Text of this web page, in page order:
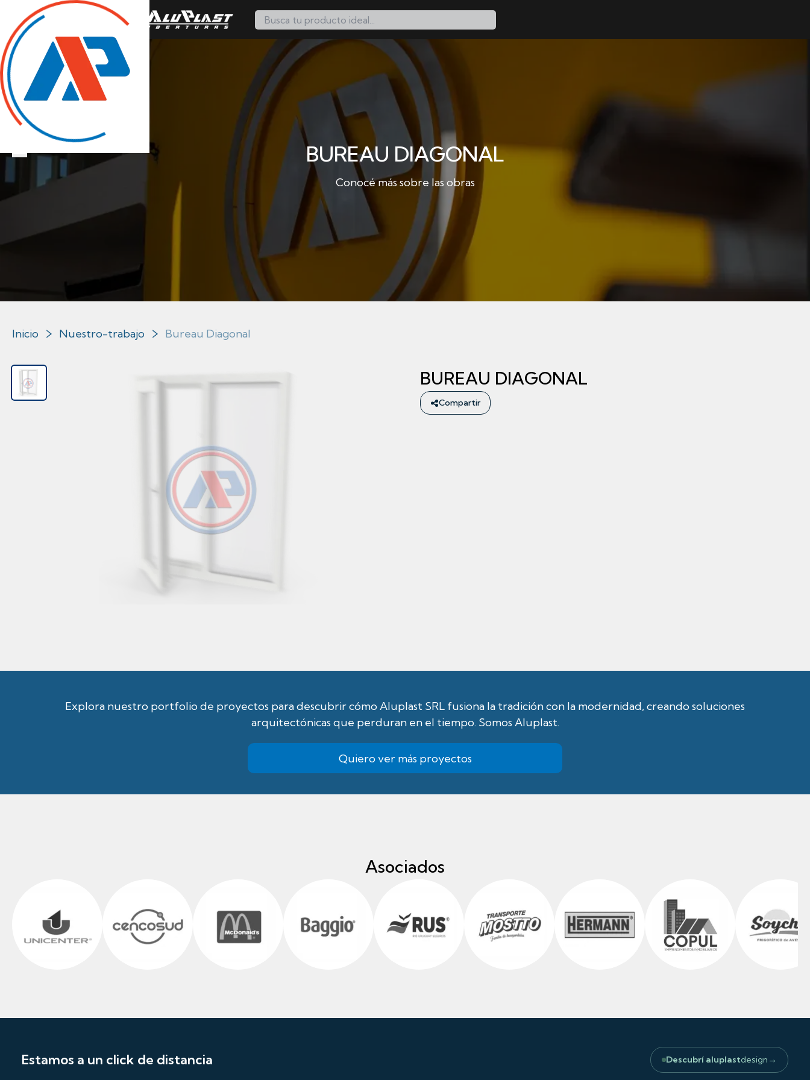
Proyectos
Servicios
Aluplast Design
Noticias
Contacto
Presupuesto
BUREAU DIAGONAL
Conocé más sobre las obras
Inicio Nuestro-trabajo Bureau Diagonal
BUREAU DIAGONAL
Compartir
Explora nuestro portfolio de proyectos para descubrir cómo Aluplast SRL fusiona la tradición con la modernidad, creando soluciones
arquitectónicas que perduran en el tiempo. Somos Aluplast.
Quiero ver más proyectos
Asociados
Estamos a un click de distancia Descubrí aluplastdesign →